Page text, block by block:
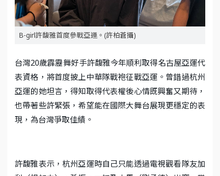
B-girl許馥雅首度參戰亞運。(許柏蒼攝)
台灣20歲霹靂舞好手許馥雅今年順利取得名古屋亞運代
表資格，將首度披上中華隊戰袍征戰亞運。曾錯過杭州
亞運的她坦言，得知取得代表權後心情既興奮又期待，
也帶著些許緊張，希望能在國際大舞台展現更穩定的表
現，為台灣爭取佳績。
許馥雅表示，杭州亞運時自己只能透過電視觀看隊友加